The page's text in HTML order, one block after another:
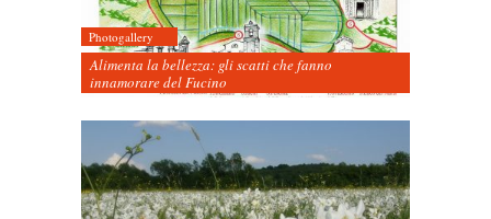
Photogallery
Alimenta la bellezza: gli scatti che fanno
innamorare del Fucino